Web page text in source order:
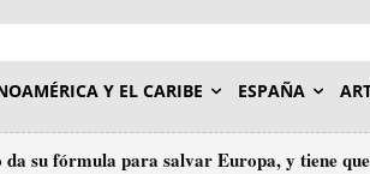
Y EL CARIBE ESPAÑA
da su fórmula para salvar Europa, y tiene